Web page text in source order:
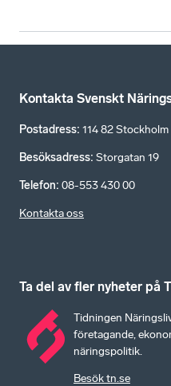
Kontakta Svenskt
Postadress: 114 82 Stockholm
Besöksadress: Storgatan 19
Telefon: 08-553 430 00
Kontakta oss
Ta del av fler nyheter på
Tidningen
företagande,
näringspolitik.
Besök tn.se